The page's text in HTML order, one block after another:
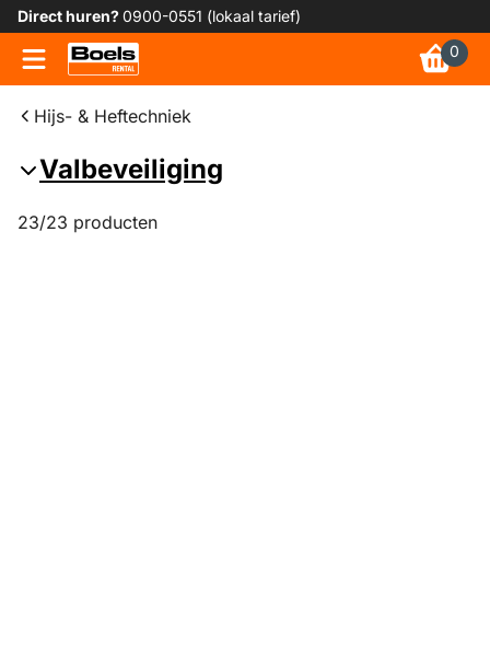
Direct huren?0900-0551 (lokaal tarief)
0
Hijs- & Heftechniek
Valbeveiliging
23/23 producten